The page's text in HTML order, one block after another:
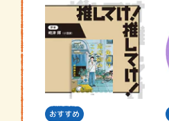
おすすめ